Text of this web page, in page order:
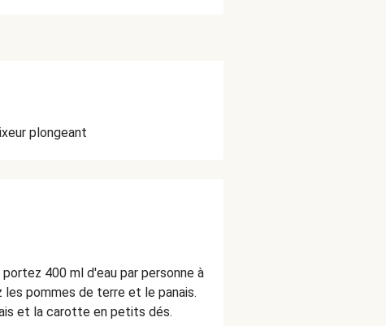
plongeant
400 ml d'eau par personne à
les pommes de terre et le panais.
et la carotte en petits dés.